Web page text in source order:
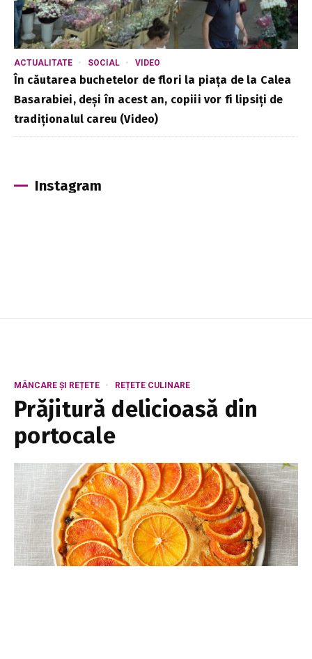
ACTUALITATE SOCIAL VIDEO
În căutarea buchetelor de flori la piața de la Calea
Basarabiei, deși în acest an, copiii vor fi lipsiți de
tradiționalul careu (Video)
Instagram
MÂNCARE ȘI REȚETE REȚETE CULINARE
Prăjitură delicioasă din
portocale